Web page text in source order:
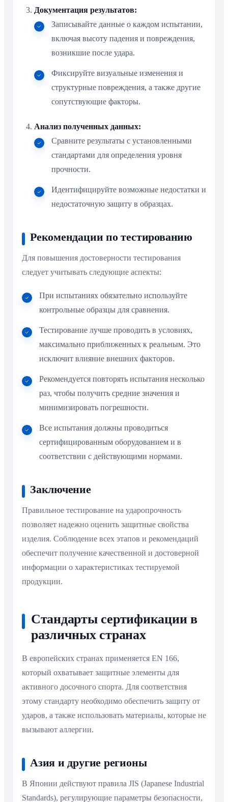
Документация результатов:
Записывайте данные о каждом испытании,
включая высоту падения и повреждения,
возникшие после удара.
Фиксируйте визуальные изменения и
структурные повреждения, а также другие
сопутствующие факторы.
Анализ полученных данных:
Сравните результаты с установленными
стандартами для определения уровня
прочности.
Идентифицируйте возможные недостатки и
недостаточную защиту в образцах.
Рекомендации по тестированию
Для повышения достоверности тестирования
следует учитывать следующие аспекты:
При испытаниях обязательно используйте
контрольные образцы для сравнения.
Тестирование лучше проводить в условиях,
максимально приближенных к реальным. Это
исключит влияние внешних факторов.
Рекомендуется повторять испытания несколько
раз, чтобы получить средние значения и
минимизировать погрешности.
Все испытания должны проводиться
сертифицированным оборудованием и в
соответствии с действующими нормами.
Заключение
Правильное тестирование на ударопрочность
позволяет надежно оценить защитные свойства
изделия. Соблюдение всех этапов и рекомендаций
обеспечит получение качественной и достоверной
информации о характеристиках тестируемой
продукции.
Стандарты сертификации в
различных странах
В европейских странах применяется EN 166,
который охватывает защитные элементы для
активного досочного спорта. Для соответствия
этому стандарту необходимо обеспечить защиту от
ударов, а также использовать материалы, которые не
вызывают аллергии.
Азия и другие регионы
В Японии действуют правила JIS (Japanese Industrial
Standards), регулирующие параметры безопасности,